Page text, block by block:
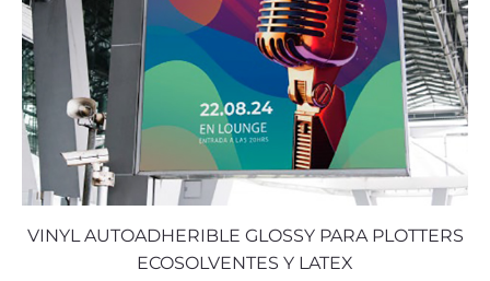
VINYL AUTOADHERIBLE GLOSSY PARA PLOTTERS
ECOSOLVENTES Y LATEX